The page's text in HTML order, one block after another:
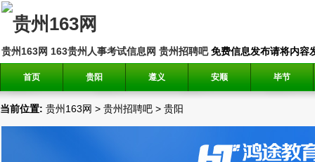
贵州163网 163贵州人事考试信息网 贵州招聘吧免费信息发布请将内容
首页 贵阳 遵义 安顺 毕节
当前位置: 贵州163网 > 贵州招聘吧 > 贵阳